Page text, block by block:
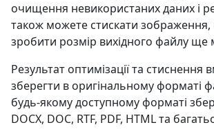
очищення невикористаних даних і
також можете стискати
зробити розмір вихідного файлу
Результат оптимізації та стиснення
зберегти в оригінальному форматі
будь-якому доступному форматі
DOCX, DOC, RTF, PDF, HTML та